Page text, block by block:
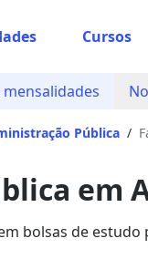
Cursos
mensalidades
Pública /
em
bolsas de